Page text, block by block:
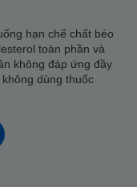
hạn chế chất béo
toàn phần và
không đáp ứng đầy
dùng thuốc